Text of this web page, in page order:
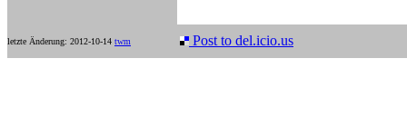
letzte Änderung: 2012-10-14 twm Post to del.icio.us